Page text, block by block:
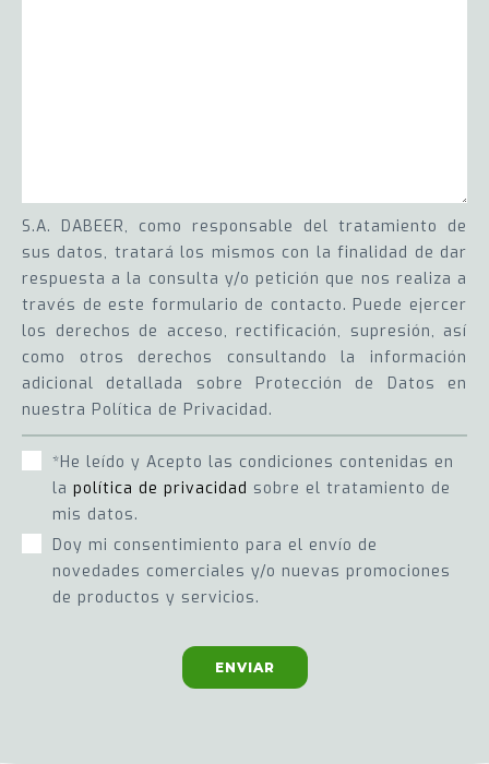
S.A. DABEER, como responsable del tratamiento de
sus datos, tratará los mismos con la finalidad de dar
respuesta a la consulta y/o petición que nos realiza a
través de este formulario de contacto. Puede ejercer
los derechos de acceso, rectificación, supresión, así
como otros derechos consultando la información
adicional detallada sobre Protección de Datos en
nuestra Política de Privacidad.
*He leído y Acepto las condiciones contenidas en
la política de privacidad sobre el tratamiento de
mis datos.
Doy mi consentimiento para el envío de
novedades comerciales y/o nuevas promociones
de productos y servicios.
ENVIAR